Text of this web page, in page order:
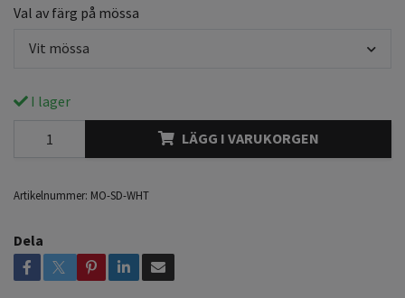
Val av färg på mössa
Vit mössa
I lager
LÄGG I VARUKORGEN
Artikelnummer: MO-SD-WHT
Dela